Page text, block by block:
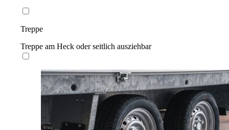
Treppe
Treppe am Heck oder seitlich ausziehbar